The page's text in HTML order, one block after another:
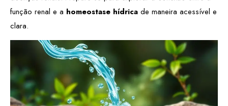
função renal e a homeostase hídrica de maneira acessível e
clara.